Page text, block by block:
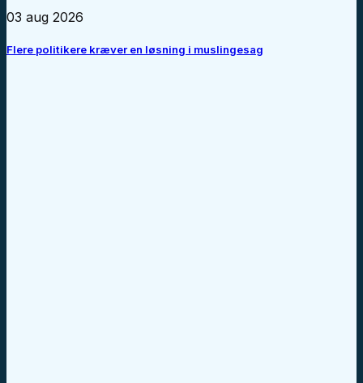
03 aug 2026
Flere politikere kræver en løsning i muslingesag